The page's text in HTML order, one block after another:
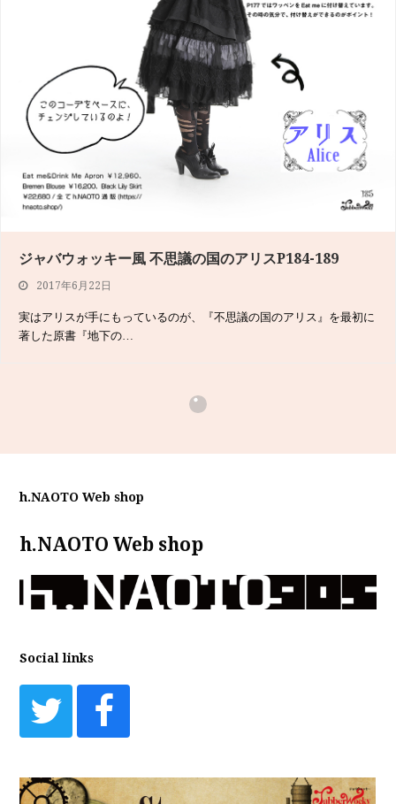
ジャバウォッキー風 不思議の国のアリスP184-189
2017年6月22日
実はアリスが手にもっているのが、『不思議の国のアリス』を最初に
著した原書『地下の…
h.NAOTO Web shop
h.NAOTO Web shop
Social links
TwitterFacebook